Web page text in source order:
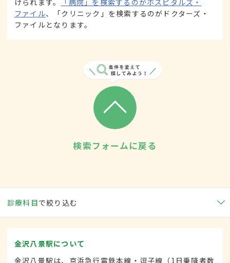
けられます。
「病院」を検索するのがホスピタルズ・
ファイル、「クリニック」を検索するのがドクターズ・
ファイルとなります。
検索フォームに戻る
診療科目で絞り込む
金沢八景駅について
金沢八景駅は、京浜急行電鉄本線・逗子線（1日乗降者数